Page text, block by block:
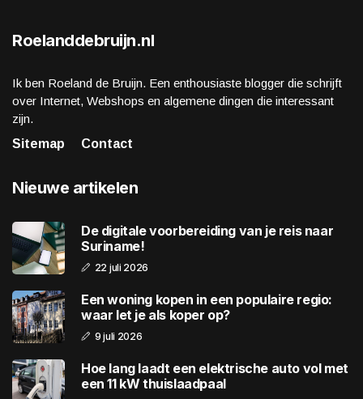
Roelanddebruijn.nl
Ik ben Roeland de Bruijn. Een enthousiaste blogger die schrijft
over Internet, Webshops en algemene dingen die interessant
zijn.
Sitemap
Contact
Nieuwe artikelen
De digitale voorbereiding van je reis naar
Suriname!
22 juli 2026
Een woning kopen in een populaire regio:
waar let je als koper op?
9 juli 2026
Hoe lang laadt een elektrische auto vol met
een 11 kW thuislaadpaal